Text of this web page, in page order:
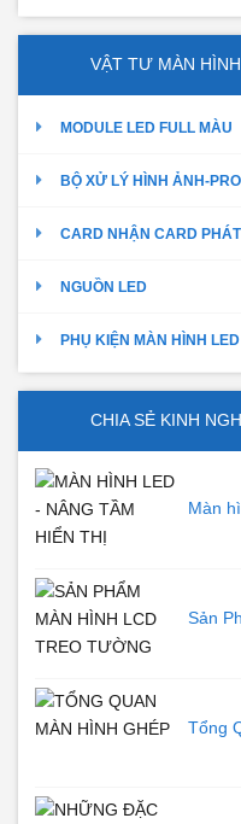
VẬT TƯ MÀN
MODULE LED FULL MÀU
BỘ XỬ LÝ HÌNH ẢNH-
CARD NHẬN CARD PHÁT
NGUỒN LED
PHỤ KIỆN MÀN HÌNH LED
CHIA SẺ KINH
Màn
Sản
Tổng